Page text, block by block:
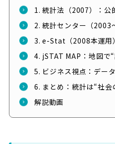
1. 統計法（2007）：公
2. 統計センター（2003
3. e-Stat（2008本運用
4. jSTAT MAP：地図で
5. ビジネス視点：デー
6. まとめ：統計は“社会
解説動画